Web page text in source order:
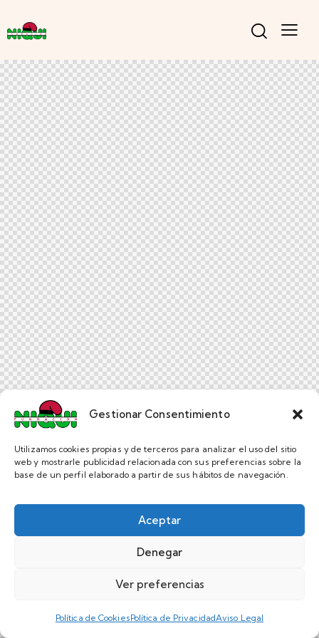
Gestionar Consentimiento
Utilizamos cookies propias y de terceros para analizar el uso del sitio
web y mostrarle publicidad relacionada con sus preferencias sobre la
base de un perfil elaborado a partir de sus hábitos de navegación.
Aceptar
Denegar
Ver preferencias
Política de CookiesPolítica de PrivacidadAviso Legal